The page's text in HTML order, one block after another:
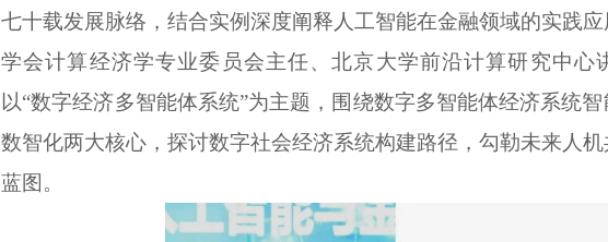
七十载发展脉络，结合实例深度阐释人工智能在金融领域的实践应
学会计算经济学专业委员会主任、北京大学前沿计算研究中心
以“数字经济多智能体系统”为主题，围绕数字多智能体经济系统
数智化两大核心，探讨数字社会经济系统构建路径 ， 勾勒未来人
蓝图 。